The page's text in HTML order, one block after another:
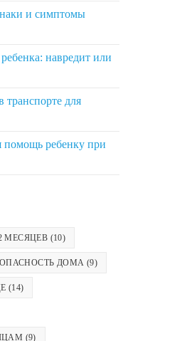
и симптомы
навредит или
транспорте для
помощь ребенку при
МЕСЯЦЕВ (10)
ДОМА (9)
(14)
(9)